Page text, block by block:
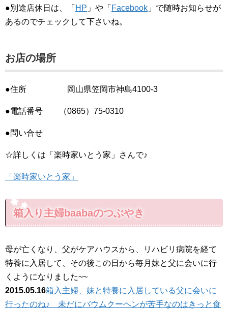
●別途店休日は、「 HP 」や「 Facebook 」で随時お知らせが
あるのでチェックして下さいね。
お店の場所
●住所 岡山県笠岡市神島4100-3
●電話番号 （0865）75-0310
●問い合せ
☆詳しくは「楽時家いとう家」さんで♪
「楽時家いとう家」
箱入り主婦baabaのつぶやき
母が亡くなり、父がケアハウスから、リハビリ病院を経て
特養に入居して、その後この日から毎月妹と父に会いに行
くようになりました~~
2015.05.16箱入主婦、妹と特養に入居している父に会いに
行ったのね♪ 未だにバウムクーヘンが苦手なのはきっと食